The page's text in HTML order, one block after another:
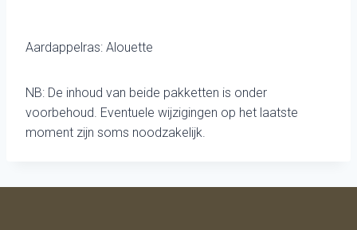
Aardappelras: Alouette
NB: De inhoud van beide pakketten is onder
voorbehoud. Eventuele wijzigingen op het laatste
moment zijn soms noodzakelijk.